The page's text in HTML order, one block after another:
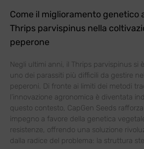
Come il miglioramento genetico
Thrips parvispinus nella
peperone
Negli ultimi anni, il Thrips parvispinus si
uno dei parassiti più difficili da gestire
peperoni. Di fronte ai limiti dei metodi
l’innovazione agronomica è diventata
questo contesto, CapGen Seeds
impegno a favore della genetica
resistenze, offrendo una soluzione
dalla radice del problema: la struttura